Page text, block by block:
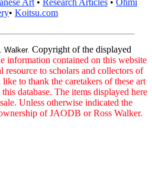
Art • Research Articles • Ohmi
• Koitsu.com
Walker. Copyright of the displayed
information contained on this website
resource to scholars and collectors of
to thank the caretakers of these art
database. The items displayed here
Unless otherwise indicated the
of JAODB or Ross Walker.